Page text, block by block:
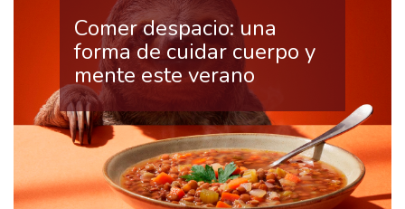
Comer despacio: una
forma de cuidar cuerpo y
mente este verano